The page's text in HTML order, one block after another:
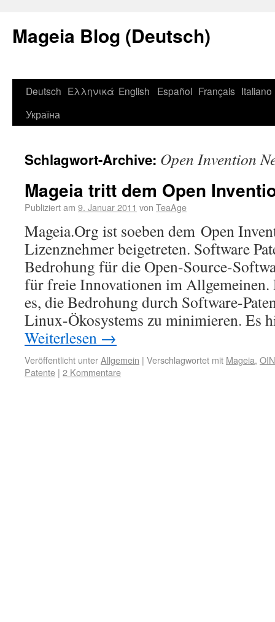
Mageia Blog (Deutsch)
Deutsch Ελληνικά English Español Français Italiano
Україна
Schlagwort-Archive: Open Invention
Mageia tritt dem Open
Publiziert am 9. Januar 2011 von TeaAge
Mageia.Org ist soeben dem Open
Lizenznehmer beigetreten. Software
Bedrohung für die Open-Source-
für freie Innovationen im
es, die Bedrohung durch Software-
Linux-Ökosystems zu minimieren.
Weiterlesen →
Veröffentlicht unterAllgemein | Verschlagwortet mit Mageia, OIN
Patente | 2 Kommentare